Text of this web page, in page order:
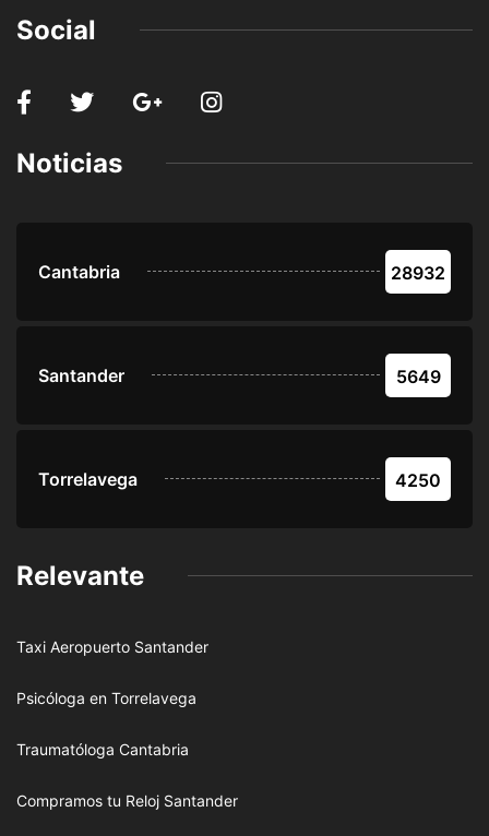
Social
Noticias
Cantabria 28932
Santander 5649
Torrelavega 4250
Relevante
Taxi Aeropuerto Santander
Psicóloga en Torrelavega
Traumatóloga Cantabria
Compramos tu Reloj Santander